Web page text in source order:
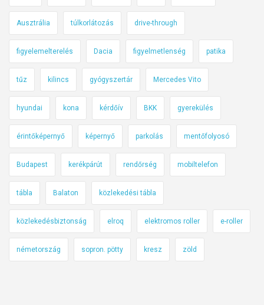
Ausztrália túlkorlátozás drive-through
figyelemelterelés Dacia figyelmetlenség patika
tűz kilincs gyógyszertár Mercedes Vito
hyundai kona kérdőív BKK gyerekülés
érintőképernyő képernyő parkolás mentőfolyosó
Budapest kerékpárút rendőrség mobiltelefon
tábla Balaton közlekedési tábla
közlekedésbiztonság elroq elektromos roller e-roller
németország sopron. pötty kresz zöld